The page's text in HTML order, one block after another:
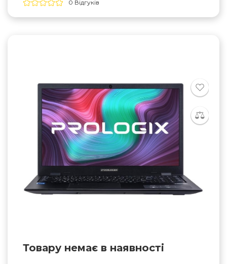
0 Відгуків
Товару немає в наявностi